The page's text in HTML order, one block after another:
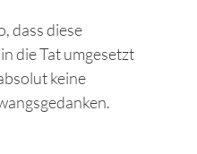
dass diese
die Tat umgesetzt
keine